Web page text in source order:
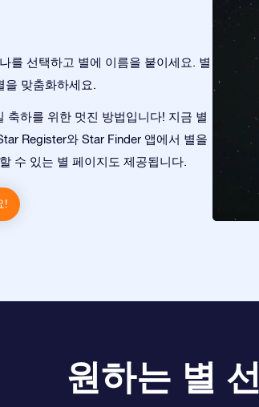
를 선택하고 별에 이름을 붙이세요. 별
을 맞춤화하세요.
축하를 위한 멋진 방법입니다! 지금 별
Register와 Star Finder 앱에서 별을
수 있는 별 페이지도 제공됩니다.
!
원하는 별